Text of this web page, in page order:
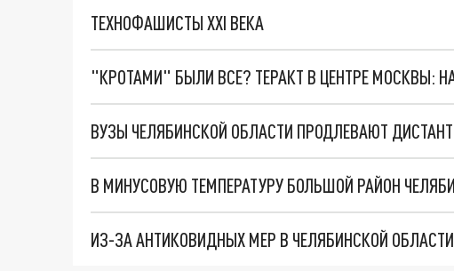
ТЕХНОФАШИСТЫ XXI ВЕКА
"КРОТАМИ" БЫЛИ ВСЕ? ТЕРАКТ В ЦЕНТРЕ МОСКВЫ:
ВУЗЫ ЧЕЛЯБИНСКОЙ ОБЛАСТИ ПРОДЛЕВАЮТ